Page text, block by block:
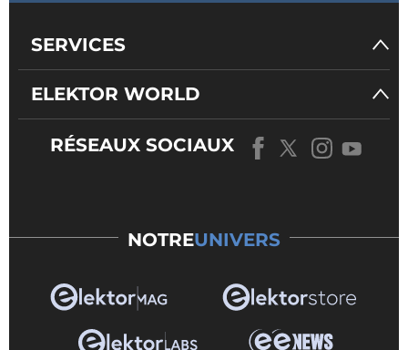
SERVICES
ELEKTOR WORLD
RÉSEAUX SOCIAUX
NOTREUNIVERS